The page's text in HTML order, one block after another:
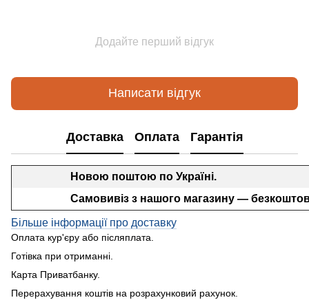
Додайте перший відгук
Написати відгук
Доставка Оплата Гарантія
Новою поштою по Україні.
Самовивіз з нашого магазину —
Більше інформації про доставку
Оплата кур'єру або післяплата.
Готівка при отриманні.
Карта Приватбанку.
Перерахування коштів на розрахунковий рахунок.